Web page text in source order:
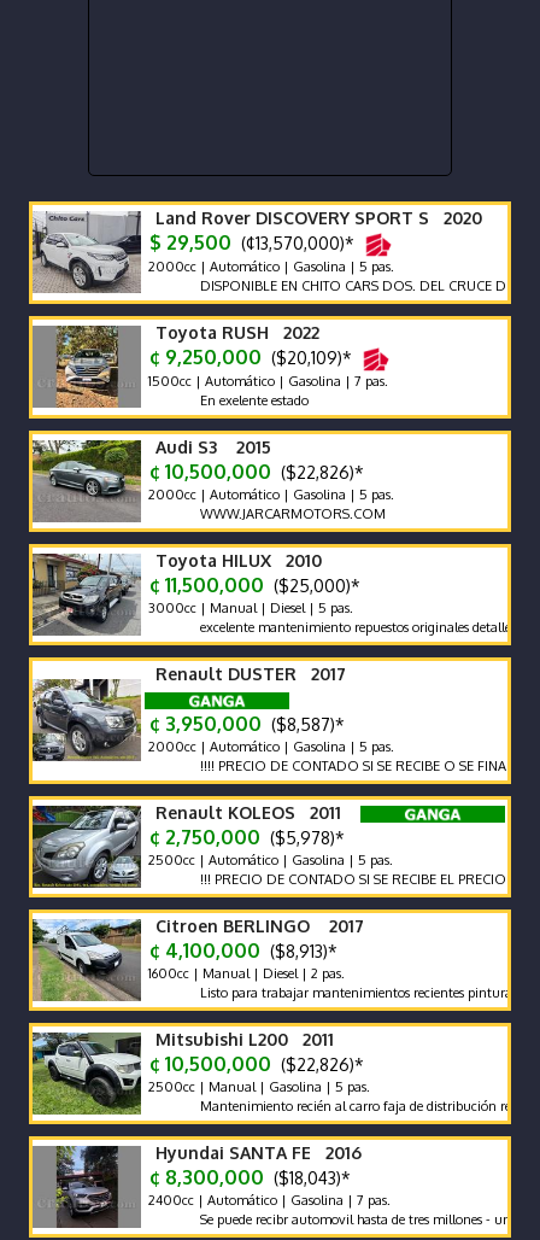
Land Rover DISCOVERY SPORT S 2020
$ 29,500 (¢13,570,000)*
2000cc | Automático | Gasolina | 5 pas.
DISPONIBLE EN CHITO CARS DOS. DEL CRUCE DE LA
Toyota RUSH 2022
¢ 9,250,000 ($20,109)*
1500cc | Automático | Gasolina | 7 pas.
En exelente estado
Audi S3 2015
¢ 10,500,000 ($22,826)*
2000cc | Automático | Gasolina | 5 pas.
WWW.JARCARMOTORS.COM
Toyota HILUX 2010
¢ 11,500,000 ($25,000)*
3000cc | Manual | Diesel | 5 pas.
excelente mantenimiento repuestos originales detalles de
Renault DUSTER 2017
¢ 3,950,000 ($8,587)*
2000cc | Automático | Gasolina | 5 pas.
!!!! PRECIO DE CONTADO SI SE RECIBE O SE FINANCIA EL
Renault KOLEOS 2011
¢ 2,750,000 ($5,978)*
2500cc | Automático | Gasolina | 5 pas.
!!! PRECIO DE CONTADO SI SE RECIBE EL PRECIO VARIA !!!
Citroen BERLINGO 2017
¢ 4,100,000 ($8,913)*
1600cc | Manual | Diesel | 2 pas.
Listo para trabajar mantenimientos recientes pintura
Mitsubishi L200 2011
¢ 10,500,000 ($22,826)*
2500cc | Manual | Gasolina | 5 pas.
Mantenimiento recién al carro faja de distribución recién
Hyundai SANTA FE 2016
¢ 8,300,000 ($18,043)*
2400cc | Automático | Gasolina | 7 pas.
Se puede recibr automovil hasta de tres millones - un solo